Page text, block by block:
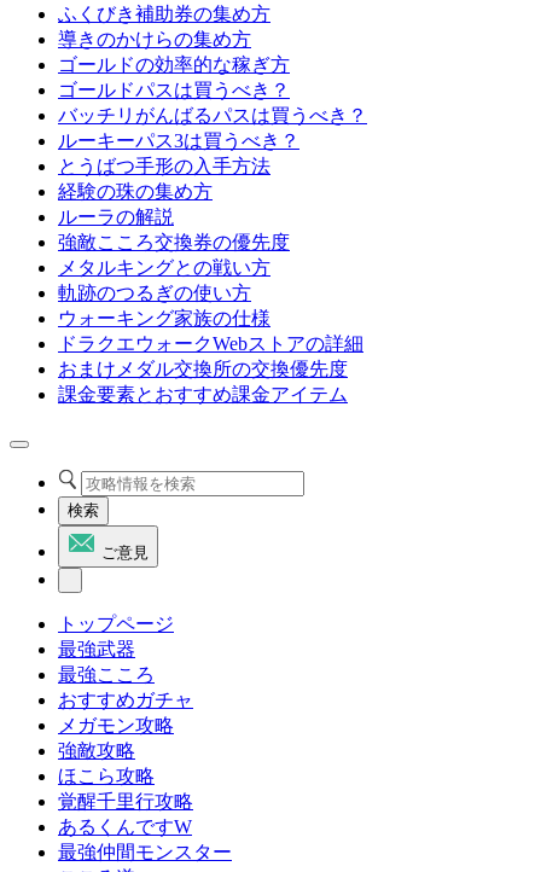
ふくびき補助券の集め方
導きのかけらの集め方
ゴールドの効率的な稼ぎ方
ゴールドパスは買うべき？
バッチリがんばるパスは買うべき？
ルーキーパス3は買うべき？
とうばつ手形の入手方法
経験の珠の集め方
ルーラの解説
強敵こころ交換券の優先度
メタルキングとの戦い方
軌跡のつるぎの使い方
ウォーキング家族の仕様
ドラクエウォークWebストアの詳細
おまけメダル交換所の交換優先度
課金要素とおすすめ課金アイテム
検索
ご意見
トップページ
最強武器
最強こころ
おすすめガチャ
メガモン攻略
強敵攻略
ほこら攻略
覚醒千里行攻略
あるくんですW
最強仲間モンスター